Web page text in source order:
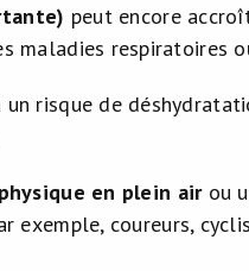
peut encore
maladies respiratoires
risque de
en plein air ou
exemple, coureurs,